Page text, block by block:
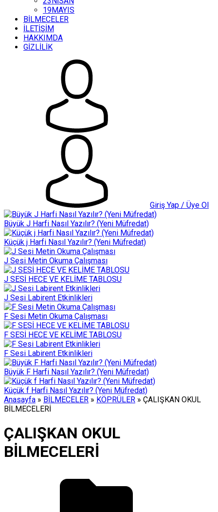
19MAYIS
BİLMECELER
İLETİŞİM
HAKKIMDA
GİZLİLİK
Giriş Yap / Üye Ol
Büyük J Harfi Nasıl Yazılır? (Yeni Müfredat)
Küçük j Harfi Nasıl Yazılır? (Yeni Müfredat)
J Sesi Metin Okuma Çalışması
J SESİ HECE VE KELİME TABLOSU
J Sesi Labirent Etkinlikleri
F Sesi Metin Okuma Çalışması
F SESİ HECE VE KELİME TABLOSU
F Sesi Labirent Etkinlikleri
Büyük F Harfi Nasıl Yazılır? (Yeni Müfredat)
Küçük f Harfi Nasıl Yazılır? (Yeni Müfredat)
Anasayfa » BİLMECELER » KÖPRÜLER » ÇALIŞKAN OKUL
BİLMECELERİ
ÇALIŞKAN OKUL
BİLMECELERİ